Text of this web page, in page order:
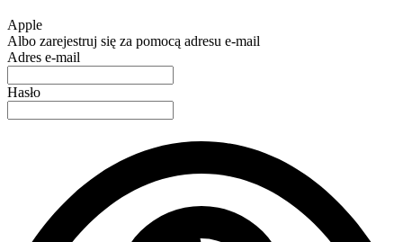
Apple
Albo zarejestruj się za pomocą adresu e-mail
Adres e-mail
Hasło